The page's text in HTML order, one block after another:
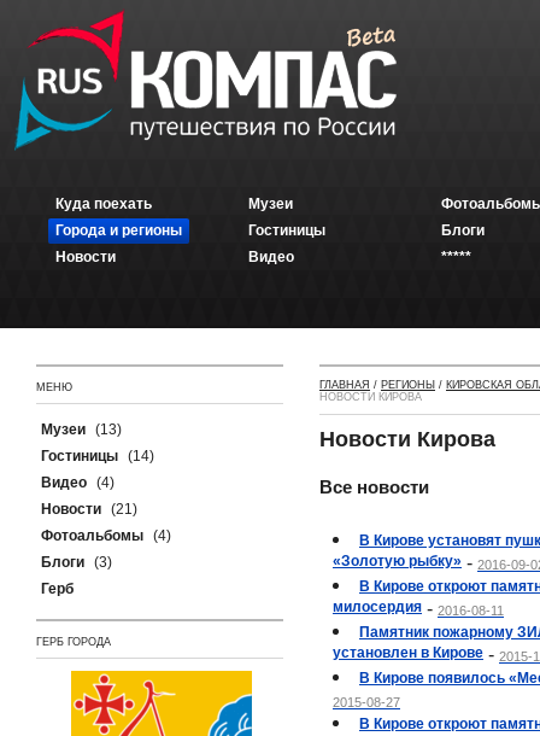
Куда поехать
Города и регионы
Новости
Музеи
Гостиницы
Видео
Блоги
*****
МЕНЮ
Музеи (13)
Гостиницы (14)
Видео (4)
Новости (21)
Фотоальбомы (4)
Блоги (3)
Герб
ГЕРБ ГОРОДА
ГЛАВНАЯ / РЕГИОНЫ / КИРОВСКАЯ
НОВОСТИ КИРОВА
Новости Кирова
Все новости
В Кирове установят
«Золотую рыбку» - 2016-09-
В Кирове откроют
милосердия - 2016-08-11
Памятник пожарному
установлен в Кирове - 2015-
В Кирове появилось
2015-08-27
В Кирове откроют